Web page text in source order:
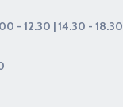
- 12.30 | 14.30 - 18.30